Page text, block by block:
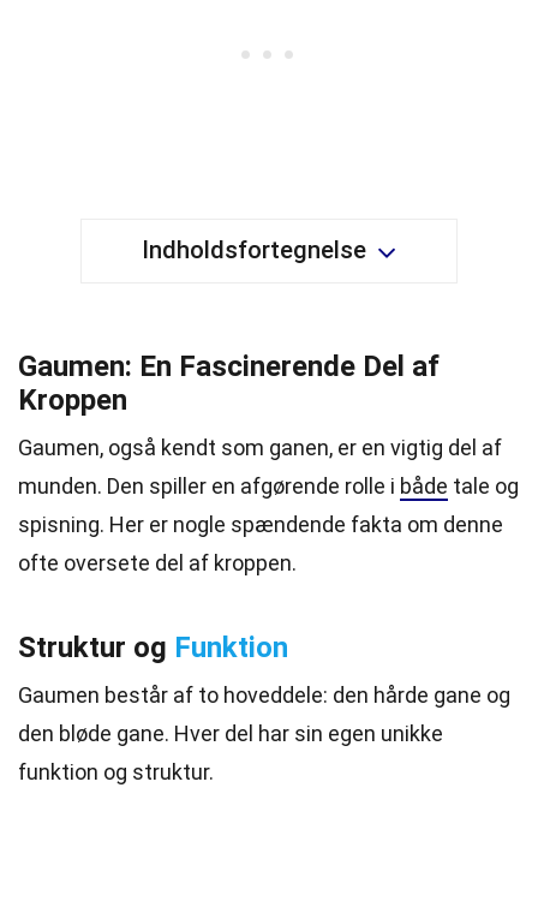
Indholdsfortegnelse
Gaumen: En Fascinerende Del af
Kroppen
Gaumen, også kendt som ganen, er en vigtig del af
munden. Den spiller en afgørende rolle i både tale og
spisning. Her er nogle spændende fakta om denne
ofte oversete del af kroppen.
Struktur og Funktion
Gaumen består af to hoveddele: den hårde gane og
den bløde gane. Hver del har sin egen unikke
funktion og struktur.